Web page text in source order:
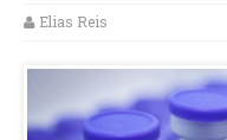
Elias Reis